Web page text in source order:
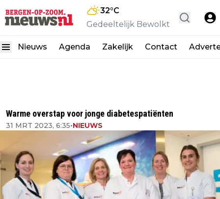
32°C
Gedeeltelijk Bewolkt
Nieuws Agenda Zakelijk Contact
Warme overstap voor jonge diabetespatiënten
31 MRT 2023, 6:35•NIEUWS